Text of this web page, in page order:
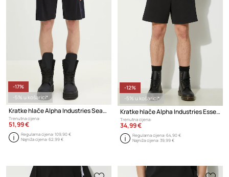
-17%
-5% u košarici*
Kratke hlače Alpha Industries Seamless Short
Trenutna cijena:
51,99 €
Regularna cijena:109,90 €
Najniža cijena:62,99 €
-12%
-5% u košarici*
Kratke hlače Alpha Industries Essentials RL
Trenutna cijena:
34,99 €
Regularna cijena:64,90 €
Najniža cijena:39,99 €